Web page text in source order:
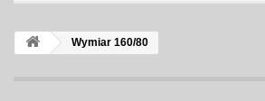
Wymiar 160/80